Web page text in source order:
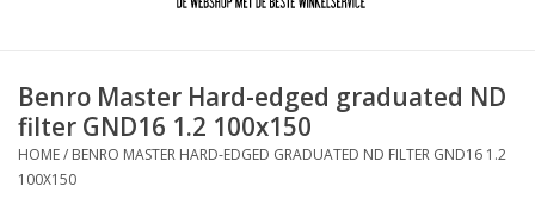
PROMO
Diensten
Benro Master Hard-edged graduated ND
filter GND16 1.2 100x150
HOME/ BENRO MASTER HARD-EDGED GRADUATED ND FILTER GND16 1.2
100X150